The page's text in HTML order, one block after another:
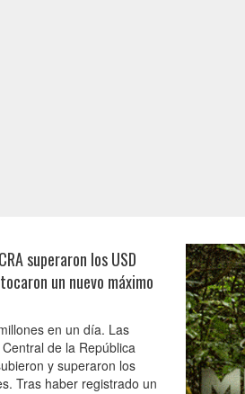
superaron los USD
un nuevo máximo
en un día. Las
de la República
y superaron los
Tras haber registrado un